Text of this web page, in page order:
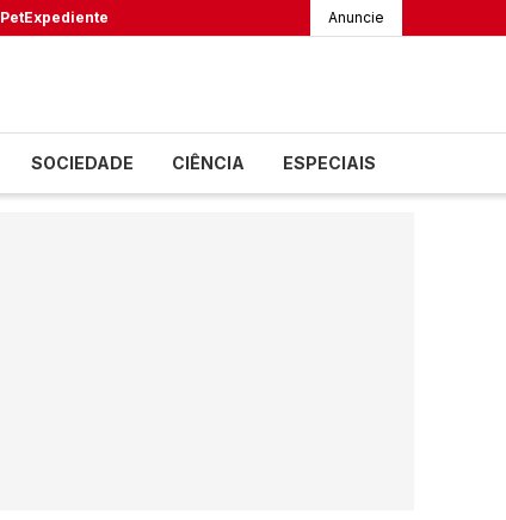
PetExpediente Anuncie
SOCIEDADE CIÊNCIA ESPECIAIS